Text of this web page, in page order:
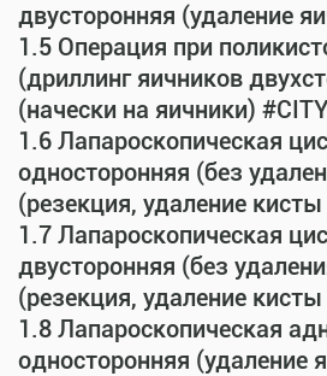
двусторонняя (удаление
1.5 Операция при
(дриллинг яичников
(начески на яичники)
1.6 Лапароскопическая
односторонняя (без
(резекция, удаление
1.7 Лапароскопическая
двусторонняя (без
(резекция, удаление
1.8 Лапароскопическая
односторонняя (удаление